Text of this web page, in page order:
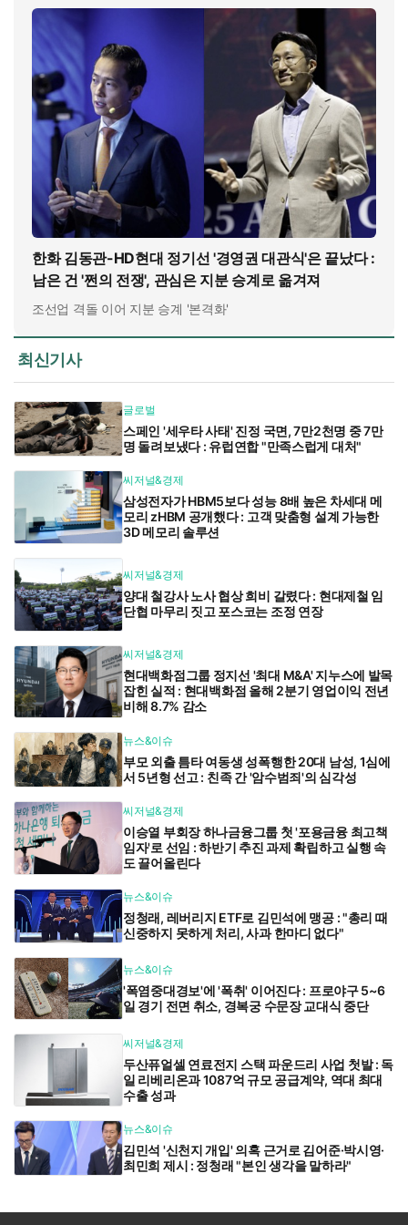
한화 김동관-HD현대 정기선 '경영권 대관식'은 끝났다 :
남은 건 '쩐의 전쟁', 관심은 지분 승계로 옮겨져
조선업 격돌 이어 지분 승계 '본격화'
최신기사
글로벌
스페인 '세우타 사태' 진정 국면, 7만2천명 중 7만
명 돌려보냈다 : 유럽연합 "만족스럽게 대처"
씨저널&경제
삼성전자가 HBM5보다 성능 8배 높은 차세대 메
모리 zHBM 공개했다 : 고객 맞춤형 설계 가능한
3D 메모리 솔루션
씨저널&경제
양대 철강사 노사 협상 희비 갈렸다 : 현대제철 임
단협 마무리 짓고 포스코는 조정 연장
씨저널&경제
현대백화점그룹 정지선 '최대 M&A' 지누스에 발목
잡힌 실적 : 현대백화점 올해 2분기 영업이익 전년
비해 8.7% 감소
뉴스&이슈
부모 외출 틈타 여동생 성폭행한 20대 남성, 1심에
서 5년형 선고 : 친족 간 '암수범죄'의 심각성
씨저널&경제
이승열 부회장 하나금융그룹 첫 '포용금융 최고책
임자'로 선임 : 하반기 추진 과제 확립하고 실행 속
도 끌어올린다
뉴스&이슈
정청래, 레버리지 ETF로 김민석에 맹공 : "총리 때
신중하지 못하게 처리, 사과 한마디 없다"
뉴스&이슈
'폭염중대경보'에 '폭취' 이어진다 : 프로야구 5~6
일 경기 전면 취소, 경복궁 수문장 교대식 중단
씨저널&경제
두산퓨얼셀 연료전지 스택 파운드리 사업 첫발 : 독
일 리베리온과 1087억 규모 공급계약, 역대 최대
수출 성과
뉴스&이슈
김민석 '신천지 개입' 의혹 근거로 김어준·박시영·
최민희 제시 : 정청래 "본인 생각을 말하라"